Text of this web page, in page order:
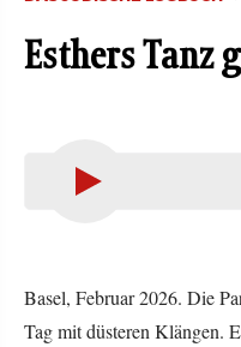
Esthers Tanz
Basel, Februar 2026. Die
Tag mit düsteren Klängen.